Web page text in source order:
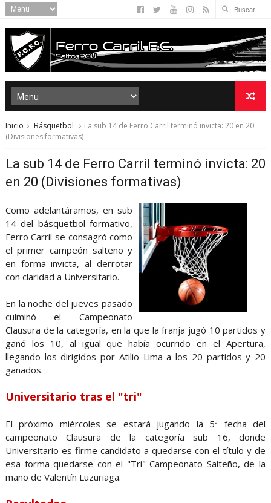
Inicio Básquetbol
La sub 14 de Ferro Carril terminó invicta: 20 en 20
(Divisiones formativas)
La sub 14 de Ferro Carril terminó invicta: 20
en 20 (Divisiones formativas)
Como adelantáramos, en sub
14 del básquetbol formativo,
Ferro Carril se consagró como
el primer campeón salteño y
en forma invicta, al derrotar
con claridad a Universitario.
En la noche del jueves pasado
culminó el Campeonato
Clausura de la categoría, en la que la franja jugó 10 partidos y
ganó los 10, al igual que había ocurrido en el Apertura,
llegando los dirigidos por Atilio Lima a los 20 partidos y 20
ganados.
Universitario tras el "tri"
El próximo miércoles se estará jugando la 5ª fecha del
campeonato Clausura de la categoría sub 16, donde
Universitario es firme candidato a quedarse con el título y de
esa forma quedarse con el "Tri" Campeonato Salteño, de la
mano de Valentín Luzuriaga.